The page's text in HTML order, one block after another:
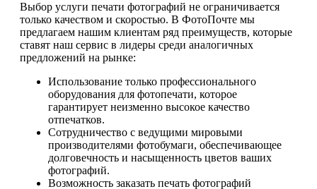
Выбор услуги печати фотографий не ограничивается
только качеством и скоростью. В ФотоПочте мы
предлагаем нашим клиентам ряд преимуществ, которые
ставят наш сервис в лидеры среди аналогичных
предложений на рынке:
Использование только профессионального
оборудования для фотопечати, которое
гарантирует неизменно высокое качество
отпечатков.
Сотрудничество с ведущими мировыми
производителями фотобумаги, обеспечивающее
долговечность и насыщенность цветов ваших
фотографий.
Возможность заказать печать фотографий